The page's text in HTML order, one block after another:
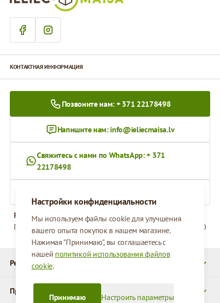
Настройки конфиденциальности
Мы используем файлы cookie для улучшения
вашего опыта покупок в нашем магазине.
Нажимая "Принимаю", вы соглашаетесь с
нашей политикой использования файлов
cookie.
Настроить параметры
Принимаю
Реквизиты
Продукты
КОНТАКТНАЯ ИНФОРМАЦИЯ
Позвоните нам: + 371 22178498
Напишите нам: info@ieliecmaisa.lv
Свяжитесь с нами по WhatsApp: + 371
22178498
Рабочее время
Понедельник - Пятница
09:00 - 17:00